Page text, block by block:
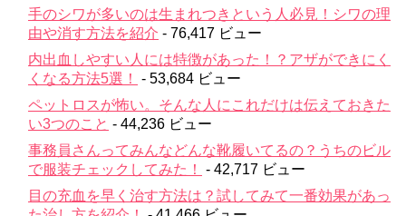
手のシワが多いのは生まれつきという人必見！シワの理
由や消す方法を紹介 - 76,417 ビュー
内出血しやすい人には特徴があった！？アザができにく
くなる方法5選！
- 53,684 ビュー
ペットロスが怖い。そんな人にこれだけは伝えておきた
い3つのこと - 44,236 ビュー
事務員さんってみんなどんな靴履いてるの？うちのビル
で服装チェックしてみた！
- 42,717 ビュー
目の充血を早く治す方法は？試してみて一番効果があっ